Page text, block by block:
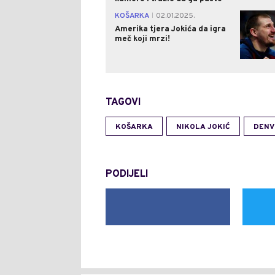
KOŠARKA
02.01.2025.
Amerika tjera Jokića da igra
meč koji mrzi!
TAGOVI
KOŠARKA NIKOLA JOKIĆ
PODIJELI